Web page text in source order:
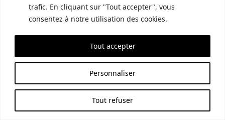
trafic. En cliquant sur "Tout accepter", vous
consentez à notre utilisation des cookies.
Personnaliser
Tout refuser
Tout accepter